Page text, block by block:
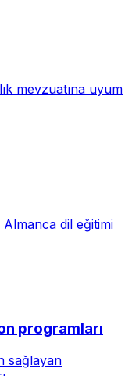
mevzuatına uyum
Almanca dil eğitimi
programları
sağlayan